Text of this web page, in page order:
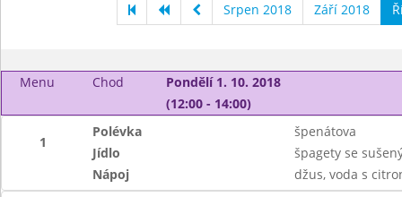
Srpen 2018 Září 2018
Menu Chod
Pondělí 1. 10. 2018
(12:00 - 14:00)
1
Polévka
špenátova
Jídlo
špagety se
Nápoj
džus, voda s